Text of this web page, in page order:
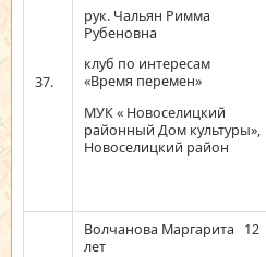
37.
рук. Чальян Римма
Рубеновна
клуб по интересам
«Время перемен»
МУК « Новоселицкий
районный Дом культуры»,
Новоселицкий район
Волчанова Маргарита 12
лет